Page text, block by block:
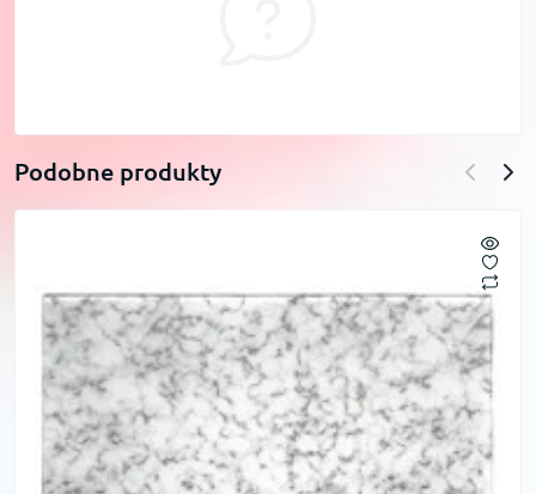
Podobne produkty